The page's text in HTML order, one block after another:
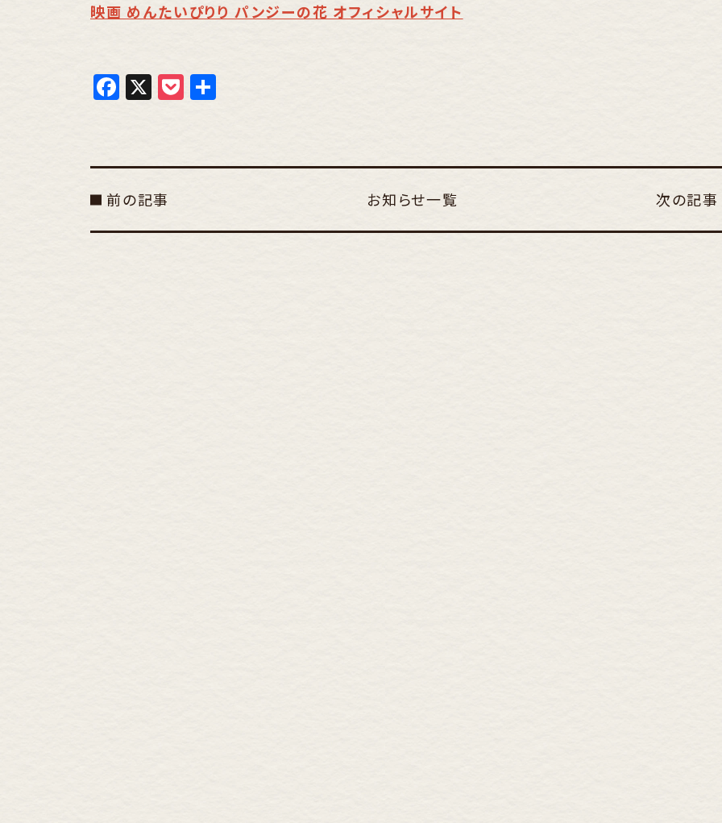
映画 めんたいぴりり パンジーの花 オフィシャルサイト
Facebook
X Pocket
前の記事 お知らせ一覧 次の記事